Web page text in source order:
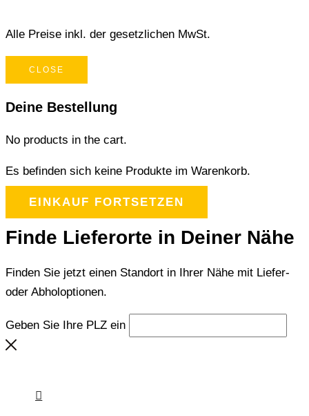
Alle Preise inkl. der gesetzlichen MwSt.
CLOSE
Deine Bestellung
No products in the cart.
Es befinden sich keine Produkte im Warenkorb.
EINKAUF FORTSETZEN
Finde Lieferorte in Deiner Nähe
Finden Sie jetzt einen Standort in Ihrer Nähe mit Liefer-
oder Abholoptionen.
Geben Sie Ihre PLZ ein